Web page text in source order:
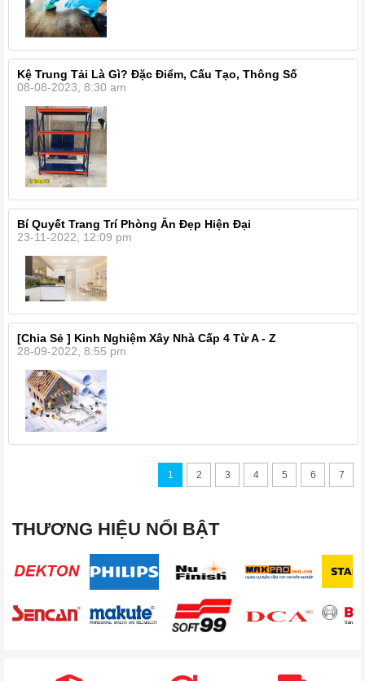
Kệ Trung Tải Là Gì? Đặc Điểm, Cấu Tạo, Thông Số
08-08-2023, 8:30 am
Bí Quyết Trang Trí Phòng Ăn Đẹp Hiện Đại
23-11-2022, 12:09 pm
[Chia Sẻ ] Kinh Nghiệm Xây Nhà Cấp 4 Từ A - Z
28-09-2022, 8:55 pm
1 2 3 4 5 6 7
THƯƠNG HIỆU NỔI BẬT